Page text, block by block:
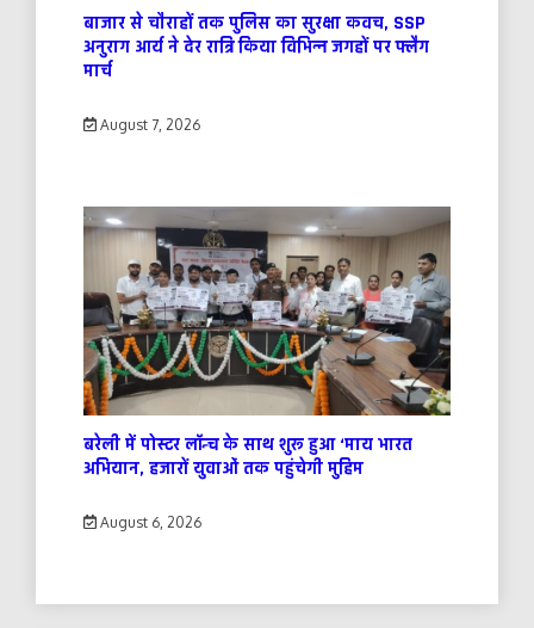
बाजार से चौराहों तक पुलिस का सुरक्षा कवच, SSP
अनुराग आर्य ने देर रात्रि किया विभिन्न जगहों पर फ्लैग
मार्च
August 7, 2026
बरेली में पोस्टर लॉन्च के साथ शुरू हुआ ‘माय भारत
अभियान, हजारों युवाओं तक पहुंचेगी मुहिम
August 6, 2026